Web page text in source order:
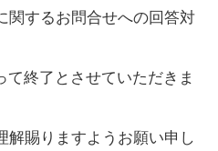
関するお問合せへの回答対
て終了とさせていただきま
解賜りますようお願い申し